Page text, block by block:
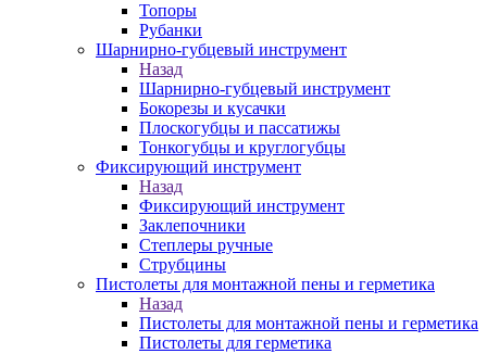
Топоры
Рубанки
Шарнирно-губцевый инструмент
Назад
Шарнирно-губцевый инструмент
Бокорезы и кусачки
Плоскогубцы и пассатижы
Тонкогубцы и круглогубцы
Фиксирующий инструмент
Назад
Фиксирующий инструмент
Заклепочники
Степлеры ручные
Струбцины
Пистолеты для монтажной пены и герметика
Назад
Пистолеты для монтажной пены и герметика
Пистолеты для герметика